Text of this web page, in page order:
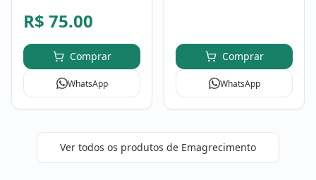
personalizada, uso
profissional.
R$ 75.00
Comprar
WhatsApp
Comprar
WhatsApp
Ver todos os produtos de Emagrecimento